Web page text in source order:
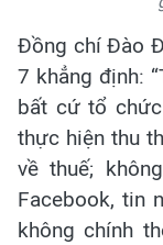
Đồng chí Đào
7 khẳng định:
bất cứ tổ chức
thực hiện thu
về thuế;
Facebook, tin
không chính